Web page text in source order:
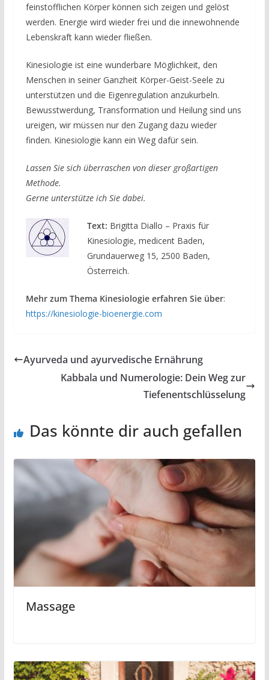
feinstofflichen Körper können sich zeigen und gelöst
werden. Energie wird wieder frei und die innewohnende
Lebenskraft kann wieder fließen.
Kinesiologie ist eine wunderbare Möglichkeit, den
Menschen in seiner Ganzheit Körper-Geist-Seele zu
unterstützen und die Eigenregulation anzukurbeln.
Bewusstwerdung, Transformation und Heilung sind uns
ureigen, wir müssen nur den Zugang dazu wieder
finden. Kinesiologie kann ein Weg dafür sein.
Lassen Sie sich überraschen von dieser großartigen
Methode.
Gerne unterstütze ich Sie dabei.
Text: Brigitta Diallo – Praxis für
Kinesiologie, medicent Baden,
Grundauerweg 15, 2500 Baden,
Österreich.
Mehr zum Thema Kinesiologie erfahren Sie über:
https://kinesiologie-bioenergie.com
Ayurveda und ayurvedische Ernährung
Kabbala und Numerologie: Dein Weg zur
Tiefenentschlüsselung
Das könnte dir auch gefallen
Massage